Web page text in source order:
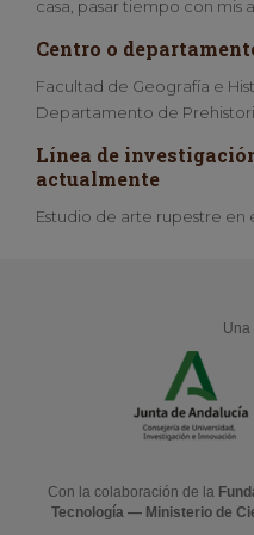
casa, pasar tiempo con mis
Centro o
Facultad de Geografía e
Departamento de
Línea de
actualmente
Estudio de arte rupestre en
Una
Con la colaboración de la
Tecnología — Ministerio de